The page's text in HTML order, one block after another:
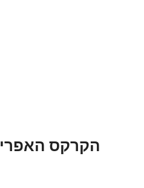
הקרקס